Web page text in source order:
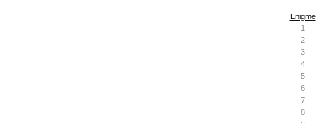
Enigme
1
2
3
4
5
6
7
8